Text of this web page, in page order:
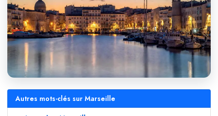
Autres mots-clés sur Marseille